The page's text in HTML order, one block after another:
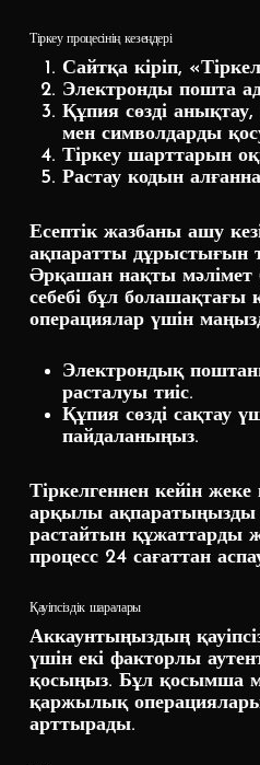
Тіркеу процесінің кезеңдері
Сайтқа кіріп,
Электронды пошта
Құпия сөзді анықтау,
мен символдарды
Тіркеу шарттарын
Растау кодын
Есептік жазбаны ашу
ақпаратты дұрыстығын
Әрқашан нақты мәлімет
себебі бұл
операциялар үшін
Электрондық
расталуы тиіс.
Құпия сөзді сақтау
пайдаланыңыз.
Тіркелгеннен кейін жеке
арқылы ақпаратыңызды
растайтын құжаттарды
процесс 24 сағаттан
Қауіпсіздік шаралары
Аккаунтыңыздың
үшін екі факторлы
қосыңыз. Бұл қосымша
қаржылық
арттырады.